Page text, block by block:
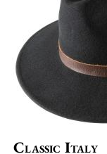
Classic Italy